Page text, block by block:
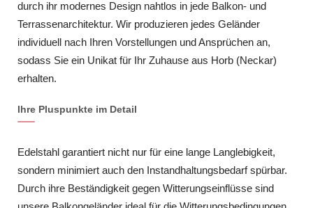
durch ihr modernes Design nahtlos in jede Balkon- und
Terrassenarchitektur. Wir produzieren jedes Geländer
individuell nach Ihren Vorstellungen und Ansprüchen an,
sodass Sie ein Unikat für Ihr Zuhause aus Horb (Neckar)
erhalten.
Ihre Pluspunkte im Detail
Edelstahl garantiert nicht nur für eine lange Langlebigkeit,
sondern minimiert auch den Instandhaltungsbedarf spürbar.
Durch ihre Beständigkeit gegen Witterungseinflüsse sind